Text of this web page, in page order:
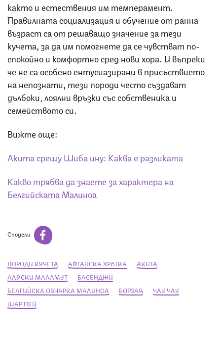
както и естествения им темперамент.
Правилната социализация и обучение от ранна
възраст са от решаващо значение за тези
кучета, за да им помогнете да се чувстват по-
спокойно и комфортно сред нови хора. И въпреки
че не са особено ентусиазирани в присъствието
на непознати, тези породи често създават
дълбоки, лоялни връзки със собственика и
семейството си.
Вижте още:
Акита срещу Шиба ину: Каква е разликата
Какво трябва да знаете за характера на
Белгийската Малиноа
Сподели
ПОРОДИ КУЧЕТА АФГАНСКА ХРЪТКА
АКИТА
АЛЯСКИ МАЛАМУТ
БАСЕНДЖИ
БЕЛГИЙСКА ОВЧАРКА МАЛИНОА
БОРЗАЯ
ЧАУ ЧАУ
ШАР ПЕЙ